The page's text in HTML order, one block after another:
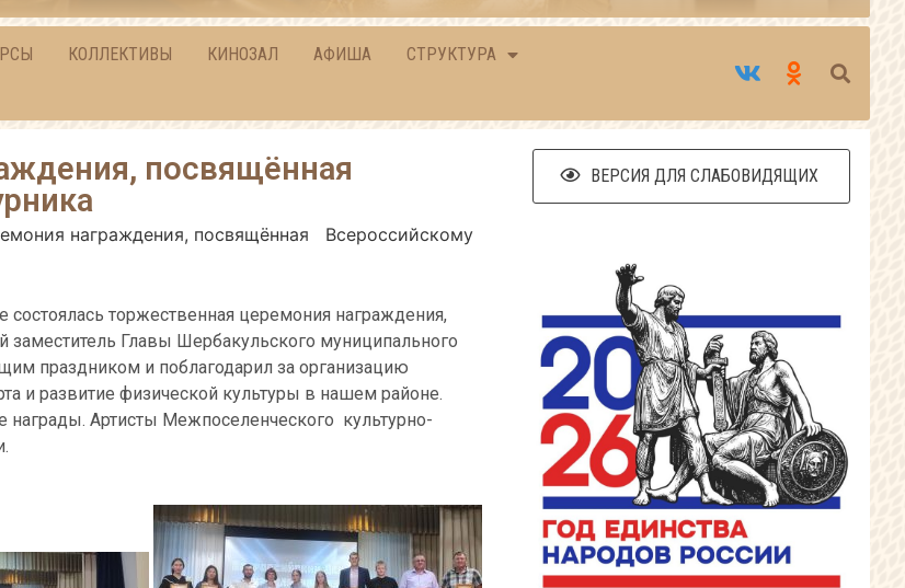
КОЛЛЕКТИВЫ КИНОЗАЛ АФИША
СТРУКТУРА
посвящённая
награждения, посвящённая Всероссийскому
торжественная церемония награждения,
Главы Шербакульского муниципального
праздником и поблагодарил за организацию
и развитие физической культуры в нашем районе.
Артисты Межпоселенческого культурно-
ВЕРСИЯ ДЛЯ СЛАБОВИДЯЩИХ